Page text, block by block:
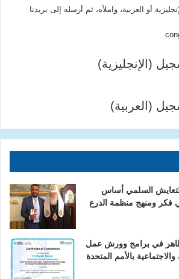
أو العربية، واملأه، ثم أرسله إلى بريدنا
(الإنجليزية)
(العربية)
السلمي أساس
في فكر ومنهج منظمة الدرع
في برامج وورش عمل
بالأمم المتحدة